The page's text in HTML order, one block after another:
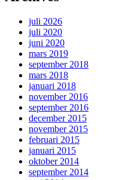
juli 2026
juli 2020
juni 2020
mars 2019
september 2018
mars 2018
januari 2018
november 2016
september 2016
december 2015
november 2015
februari 2015
januari 2015
oktober 2014
september 2014